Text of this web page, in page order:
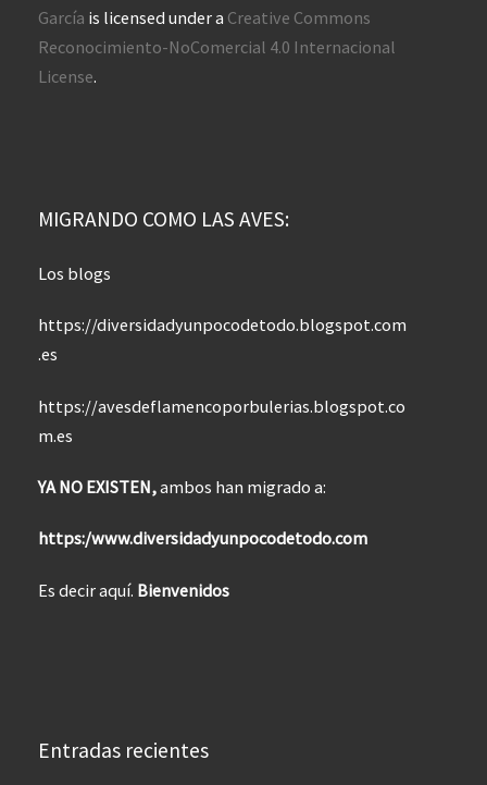
García is licensed under a Creative Commons
Reconocimiento-NoComercial 4.0 Internacional
License.
MIGRANDO COMO LAS AVES:
Los blogs
https://diversidadyunpocodetodo.blogspot.com
.es
https://avesdeflamencoporbulerias.blogspot.co
m.es
YA NO EXISTEN,ambos han migrado a:
https:/www.diversidadyunpocodetodo.com
Es decir aquí. Bienvenidos
Entradas recientes